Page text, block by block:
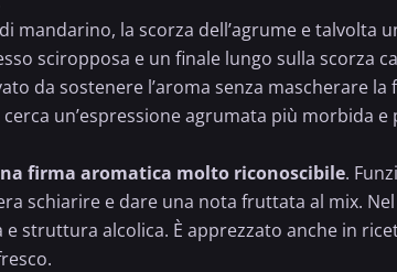
mandarino, la scorza dell’agrume e talvolta
sciropposa e un finale lungo sulla scorza
da sostenere l’aroma senza mascherare
un’espressione agrumata più morbida
firma aromatica molto riconoscibile.
schiarire e dare una nota fruttata al mix. Nel
struttura alcolica. È apprezzato anche in